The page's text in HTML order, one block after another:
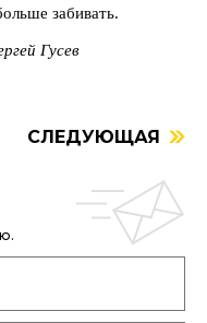
забивать.
Гусев
СЛЕДУЮЩАЯ